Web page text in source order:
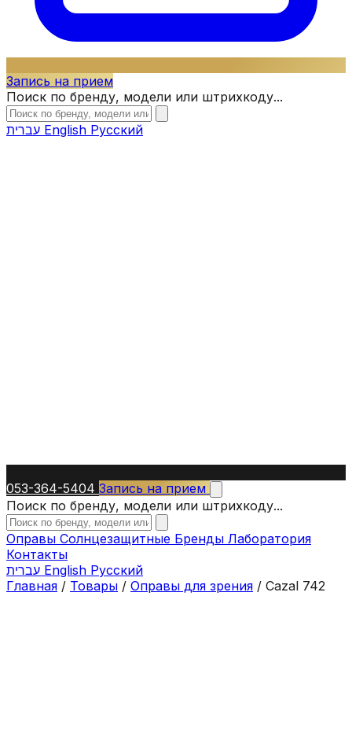
Запись на прием
Поиск по бренду, модели или штрихкоду...
English Русский
053-364-5404 Запись на прием
Поиск по бренду, модели или штрихкоду...
Оправы Солнцезащитные Бренды Лаборатория
Контакты
English Русский
Главная / Товары / Оправы для зрения / Cazal 742